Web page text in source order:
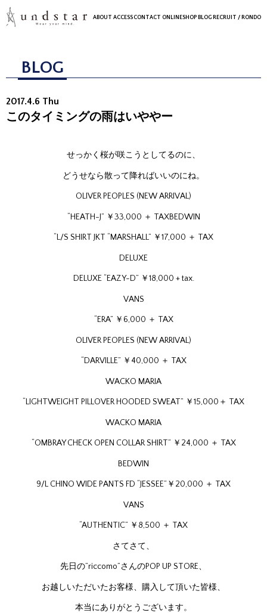
ABOUT ACCESSCONTACT ONLINESHOP BLOG RECRUIT / RONDO
BLOG
2017.4.6 Thu
このタイミングの雨はいややー
せっかく桜が咲こうとしてるのに、
どうせなら散って降ればいいのにね。
OLIVER PEOPLES (NEW ARRIVAL)
“HEATH-J” ￥33,000 ＋ TAXBEDWIN
“L/S SHIRT JKT “MARSHALL” ￥17,000 ＋ TAX
DELUXE
DELUXE “EAZY-D” ￥18,000 + tax.
VANS
“ERA” ￥6,000 ＋ TAX
OLIVER PEOPLES (NEW ARRIVAL)
“DARVILLE” ￥40,000 ＋ TAX
WACKO MARIA
“LIGHTWEIGHT PILLOVER HOODED SWEAT” ￥15,000＋ TAX
WACKO MARIA
“OMBRAY CHECK OPEN COLLAR SHIRT” ￥24,000 ＋ TAX
BEDWIN
9/L CHINO WIDE PANTS FD “JESSEE”￥20,000 ＋ TAX
VANS
“AUTHENTIC” ￥8,500 ＋ TAX
さてさて、
先日の”riccomo”さんのPOP UP STORE、
お越しいただいたお客様、購入して頂いた皆様、
本当にありがとうございます。